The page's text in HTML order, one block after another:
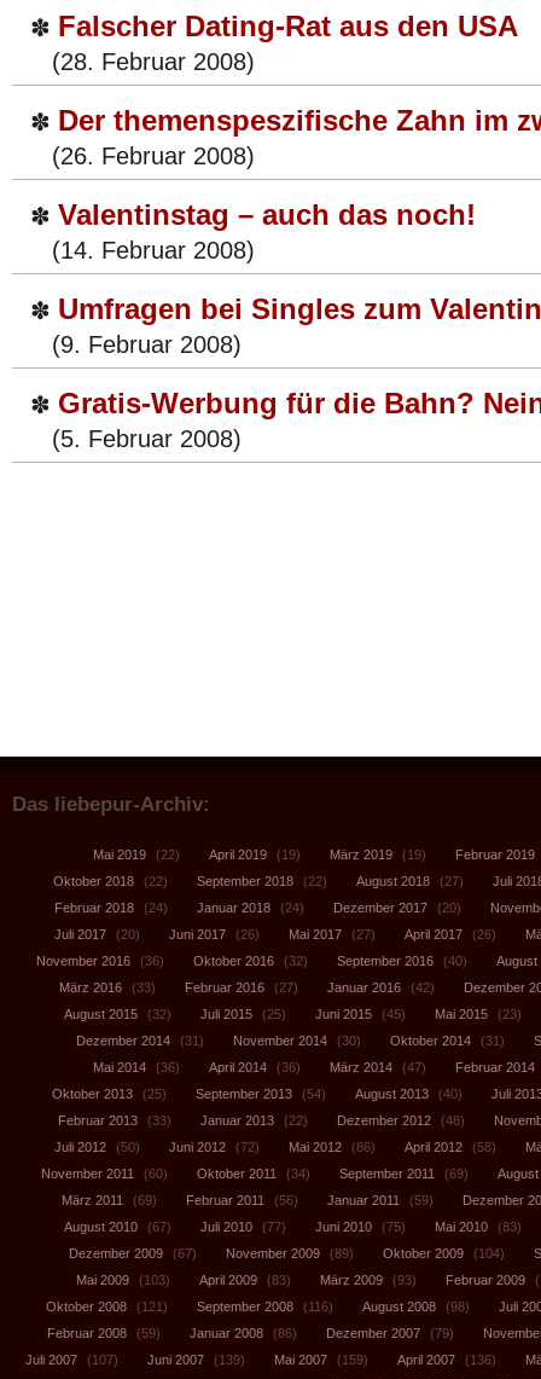
✽ Falscher Dating-Rat aus den USA
(28. Februar 2008)
✽ Der themenspeszifische Zahn im
(26. Februar 2008)
✽ Valentinstag – auch das noch!
(14. Februar 2008)
✽ Umfragen bei Singles zum
(9. Februar 2008)
✽ Gratis-Werbung für die Bahn?
(5. Februar 2008)
Das liebepur-Archiv:
Mai 2019 (22) April 2019 (19) März 2019 (19) Februar 2019
Oktober 2018
(22) September 2018 (22) August 2018 (27)
Juli
Februar 2018
(24) Januar 2018 (24) Dezember 2017 (20)
Juli 2017
(20) Juni 2017 (26) Mai 2017 (27) April 2017 (26)
November 2016
(36) Oktober 2016 (32) September 2016 (40)
August
März 2016
(33) Februar 2016 (27) Januar 2016 (42)
Dezember
August 2015
(32) Juli 2015 (25) Juni 2015 (45) Mai 2015
(23)
Dezember 2014
(31) November 2014 (30) Oktober 2014 (31)
Mai 2014
(36) April 2014 (36) März 2014 (47) Februar 2014
Oktober 2013
(25) September 2013 (54) August 2013 (40)
Juli
Februar 2013
(33) Januar 2013 (22) Dezember 2012 (48)
Juli 2012
(50) Juni 2012 (72) Mai 2012 (86) April 2012 (58)
November 2011
(60) Oktober 2011 (34) September 2011 (69)
August
März 2011
(69) Februar 2011 (56) Januar 2011 (59)
Dezember
August 2010
(67) Juli 2010 (77) Juni 2010 (75) Mai 2010
(83)
Dezember 2009
(67) November 2009 (89) Oktober 2009 (104)
Mai 2009
(103) April 2009 (83) März 2009 (93) Februar 2009
Oktober 2008
(121) September 2008 (116) August 2008 (98)
Juli
Februar 2008
(59) Januar 2008 (86) Dezember 2007 (79)
Juli 2007
(107) Juni 2007 (139) Mai 2007 (159) April 2007 (136)